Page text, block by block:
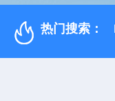
热门搜索：